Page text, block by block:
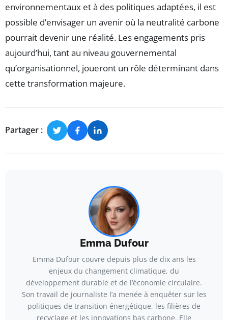
environnementaux et à des politiques adaptées, il est
possible d’envisager un avenir où la neutralité carbone
pourrait devenir une réalité. Les engagements pris
aujourd’hui, tant au niveau gouvernemental
qu’organisationnel, joueront un rôle déterminant dans
cette transformation majeure.
Partager :
Emma Dufour
Emma Dufour couvre depuis plus de dix ans les
enjeux du changement climatique, du
développement durable et de l’économie circulaire.
Son travail de journaliste l’a menée à enquêter sur les
politiques de transition énergétique, les filières de
recyclage et les innovations bas carbone. Elle